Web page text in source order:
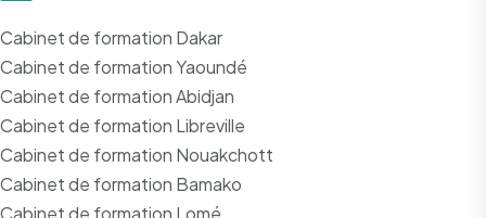
Cabinet de formation Dakar
Cabinet de formation Yaoundé
Cabinet de formation Abidjan
Cabinet de formation Libreville
Cabinet de formation Nouakchott
Cabinet de formation Bamako
Cabinet de formation Lomé